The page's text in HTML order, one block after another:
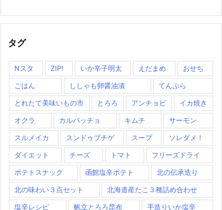
タグ
Nスタ ZIP! いか辛子明太 えだまめ おせち
ごはん ししゃも卵醤油漬 てんぷら
とれたて美味いもの市 とろろ アンチョビ イカ焼き
オクラ カルパッチョ キムチ サーモン
スルメイカ スンドゥブチゲ スープ ソレダメ！
ダイエット チーズ トマト フリーズドライ
ポテトスナック 函館塩辛ポテト 北の伝承造り
北の味わい３点セット 北海道産たこ３種詰め合わせ
塩辛レシピ 帆立とろろ昆布 手造りいか塩辛